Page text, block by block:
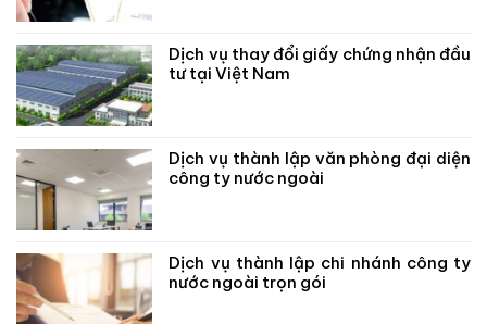
Dịch vụ thay đổi giấy chứng nhận đầu
tư tại Việt Nam
Dịch vụ thành lập văn phòng đại diện
công ty nước ngoài
Dịch vụ thành lập chi nhánh công ty
nước ngoài trọn gói